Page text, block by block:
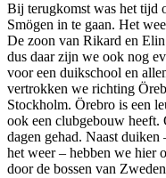
Bij terugkomst was het tijd
Smögen in te gaan. Het
De zoon van Rikard en
dus daar zijn we ook nog
voor een duikschool en
vertrokken we richting
Stockholm. Örebro is een
ook een clubgebouw heeft.
dagen gehad. Naast
het weer – hebben we hier
door de bossen van